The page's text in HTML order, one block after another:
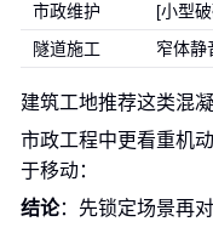
市政维护
[小型
隧道施工
窄体静
建筑工地推荐这类混
市政工程中更看重机
于移动：
结论：先锁定场景再